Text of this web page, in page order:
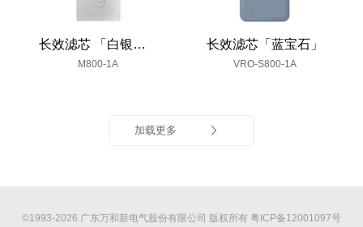
长效滤芯 「白银水墨」
M800-1A
长效滤芯「蓝宝石」
VRO-S800-1A
加载更多
©1993-2026 广东万和新电气股份有限公司 版权所有 粤ICP备12001097号